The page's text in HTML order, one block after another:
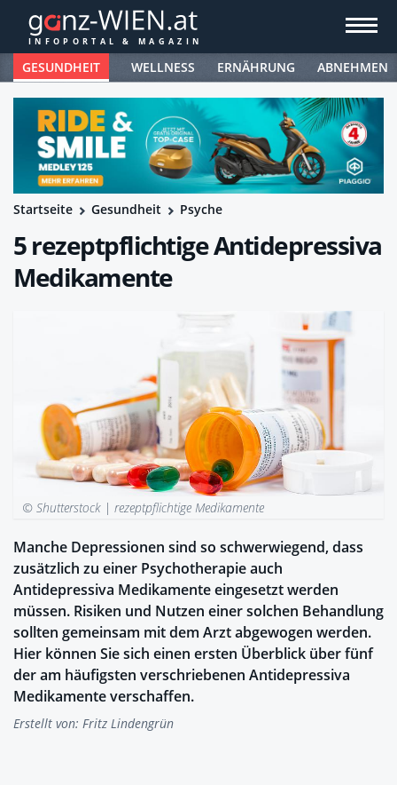
GESUNDHEIT WELLNESS ERNÄHRUNG ABNEHMEN
Startseite Gesundheit Psyche
5 rezeptpflichtige Antidepressiva
Medikamente
© Shutterstock |rezeptpflichtige Medikamente
Manche Depressionen sind so schwerwiegend, dass
zusätzlich zu einer Psychotherapie auch
Antidepressiva Medikamente eingesetzt werden
müssen. Risiken und Nutzen einer solchen Behandlung
sollten gemeinsam mit dem Arzt abgewogen werden.
Hier können Sie sich einen ersten Überblick über fünf
der am häufigsten verschriebenen Antidepressiva
Medikamente verschaffen.
Erstellt von: Fritz Lindengrün